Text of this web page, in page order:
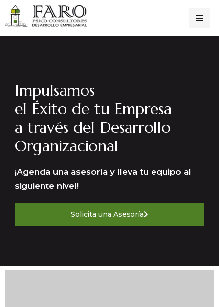
Impulsamos
el Éxito de tu Empresa
a través del Desarrollo
Organizacional
¡Agenda una asesoría y lleva tu equipo al
siguiente nivel!
Solicita una Asesoría